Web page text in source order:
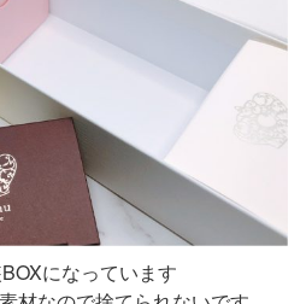
になっています